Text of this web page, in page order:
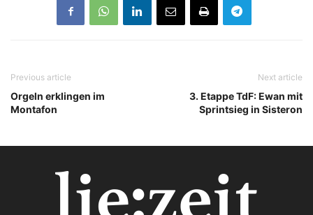
Previous article
Orgeln erklingen im
Montafon
Next article
3. Etappe TdF: Ewan mit
Sprintsieg in Sisteron